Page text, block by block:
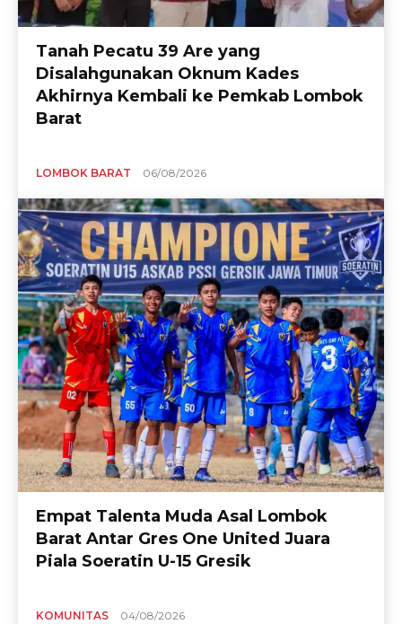
Tanah Pecatu 39 Are yang
Disalahgunakan Oknum Kades
Akhirnya Kembali ke Pemkab Lombok
Barat
LOMBOK BARAT 06/08/2026
Empat Talenta Muda Asal Lombok
Barat Antar Gres One United Juara
Piala Soeratin U-15 Gresik
KOMUNITAS 04/08/2026